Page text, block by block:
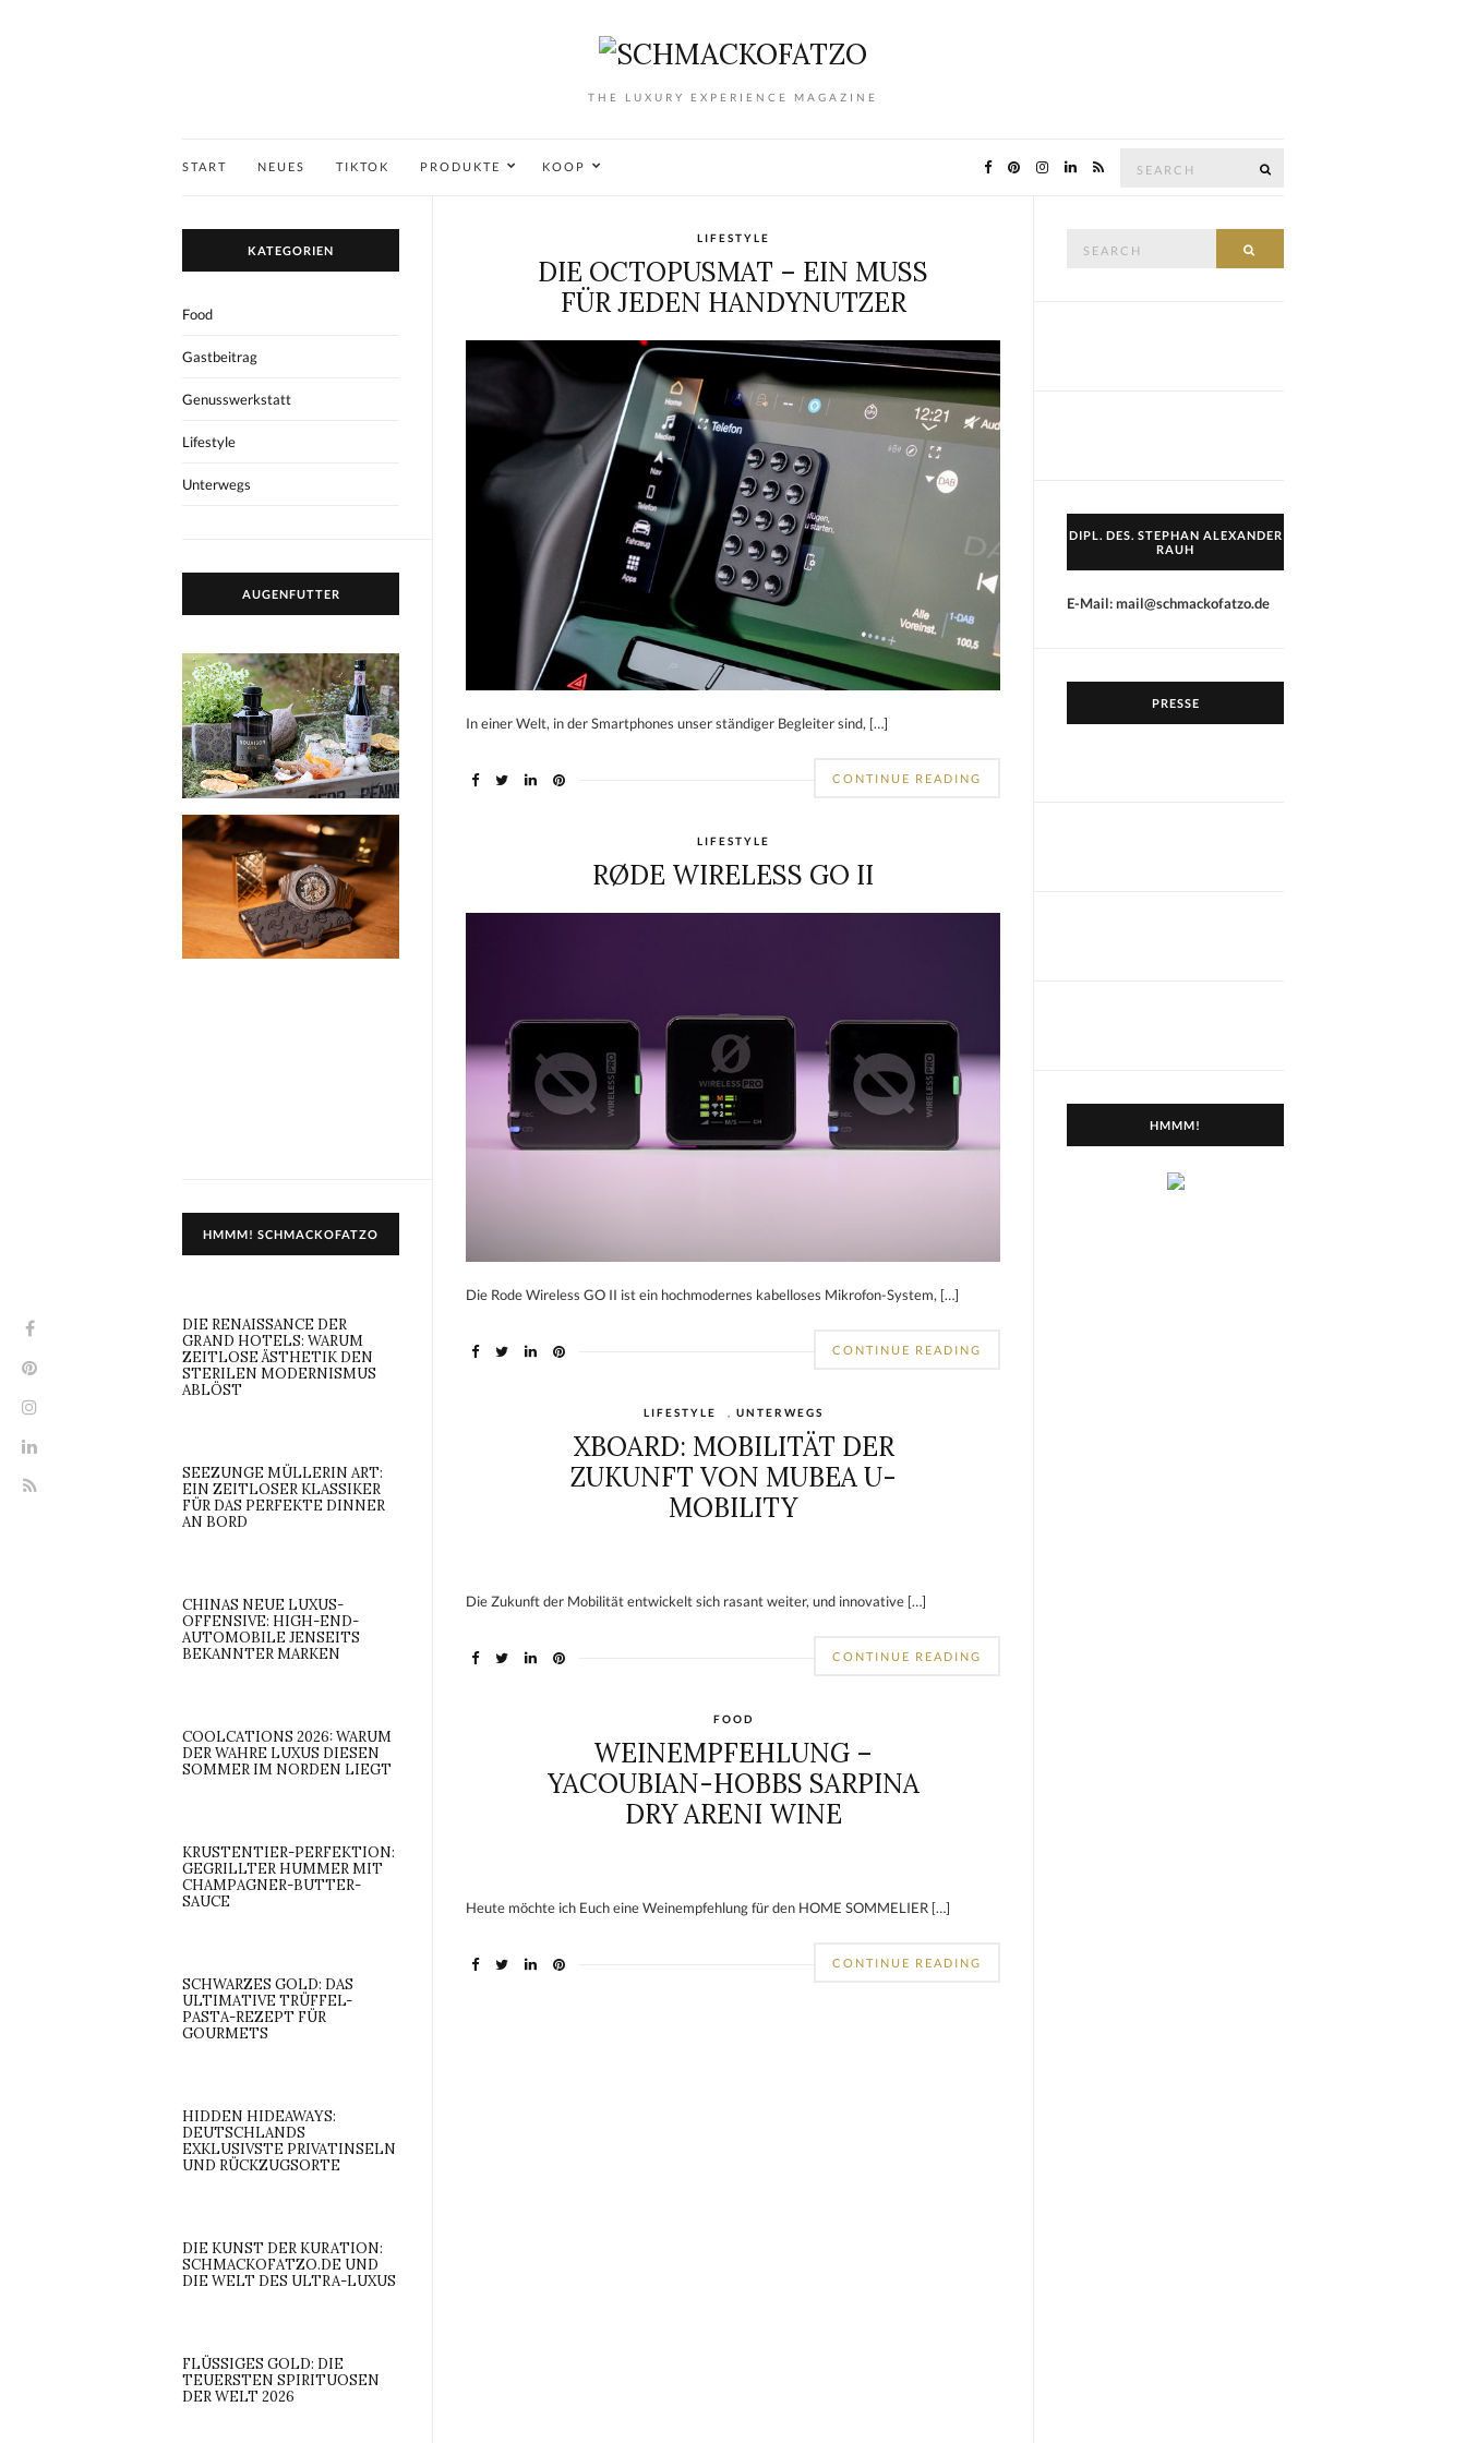
THE LUXURY EXPERIENCE MAGAZINE
START NEUES TIKTOK PRODUKTE KOOP
LIFESTYLE
DIE OCTOPUSMAT – EIN MUSS
FÜR JEDEN HANDYNUTZER
In einer Welt, in der Smartphones unser ständiger Begleiter sind, […]
CONTINUE READING
LIFESTYLE
RØDE WIRELESS GO II
Die Rode Wireless GO II ist ein hochmodernes kabelloses Mikrofon-System, […]
CONTINUE READING
LIFESTYLE UNTERWEGS
XBOARD: MOBILITÄT DER
ZUKUNFT VON MUBEA U-
MOBILITY
Die Zukunft der Mobilität entwickelt sich rasant weiter, und innovative […]
CONTINUE READING
FOOD
WEINEMPFEHLUNG –
YACOUBIAN-HOBBS SARPINA
DRY ARENI WINE
Heute möchte ich Euch eine Weinempfehlung für den HOME SOMMELIER […]
CONTINUE READING
KATEGORIEN
Food
Gastbeitrag
Genusswerkstatt
Lifestyle
Unterwegs
AUGENFUTTER
HMMM! SCHMACKOFATZO
DIE RENAISSANCE DER
GRAND HOTELS: WARUM
ZEITLOSE ÄSTHETIK DEN
STERILEN MODERNISMUS
ABLÖST
SEEZUNGE MÜLLERIN ART:
EIN ZEITLOSER KLASSIKER
FÜR DAS PERFEKTE DINNER
AN BORD
CHINAS NEUE LUXUS-
OFFENSIVE: HIGH-END-
AUTOMOBILE JENSEITS
BEKANNTER MARKEN
COOLCATIONS 2026: WARUM
DER WAHRE LUXUS DIESEN
SOMMER IM NORDEN LIEGT
KRUSTENTIER-PERFEKTION:
GEGRILLTER HUMMER MIT
CHAMPAGNER-BUTTER-
SAUCE
SCHWARZES GOLD: DAS
ULTIMATIVE TRÜFFEL-
PASTA-REZEPT FÜR
GOURMETS
HIDDEN HIDEAWAYS:
DEUTSCHLANDS
EXKLUSIVSTE PRIVATINSELN
UND RÜCKZUGSORTE
DIE KUNST DER KURATION:
SCHMACKOFATZO.DE UND
DIE WELT DES ULTRA-LUXUS
FLÜSSIGES GOLD: DIE
TEUERSTEN SPIRITUOSEN
DER WELT 2026
DIPL. DES. STEPHAN ALEXANDER
RAUH
E-Mail: mail@schmackofatzo.de
PRESSE
HMMM!